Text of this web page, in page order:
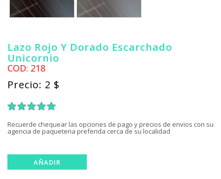
Lazo Rojo Y Dorado Escarchado
Unicornio
COD: 218
Precio: 2 $
Recuerde chequear las opciones de pago y precios de envios con su
agencia de paqueteria preferida cerca de su localidad